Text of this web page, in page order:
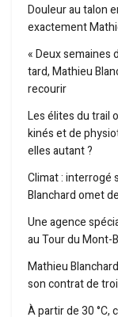
Douleur au talon
exactement
« Deux semaines
tard, Mathieu
recourir
Les élites du trail
kinés et de
elles autant ?
Climat : interrogé
Blanchard omet
Une agence
au Tour du Mont-
Mathieu
son contrat de
À partir de 30 °C,